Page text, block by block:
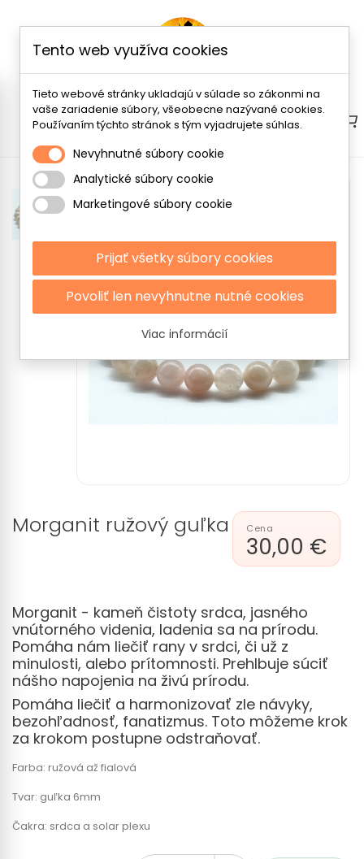
Menu
Morganit ružový guľka
30,00 €
Morganit - kameň čistoty srdca, jasného
vnútorného videnia, ladenia sa na prírodu.
Pomáha nám liečiť rany v srdci, či už z
minulosti, alebo prítomnosti. Prehlbuje súciť
nášho napojenia na živú prírodu.
Pomáha liečiť a harmonizovať zle návyky,
bezohľadnosť, fanatizmus. Toto môžeme krok
za krokom postupne odstraňovať.
Farba: ružová až fialová
Tvar: guľka 6mm
Čakra: srdca a solar plexu
Tento web využíva cookies
Tieto webové stránky ukladajú v súlade so zákonmi na
vaše zariadenie súbory, všeobecne nazývané cookies.
Používaním týchto stránok s tým vyjadrujete súhlas.
Nevyhnutné súbory cookie
Analytické súbory cookie
Marketingové súbory cookie
Prijať všetky súbory cookies
Povoliť len nevyhnutne nutné cookies
Viac informácií